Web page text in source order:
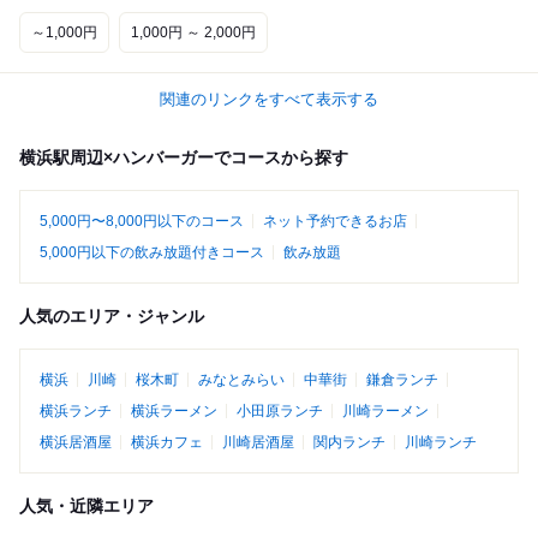
～1,000円 1,000円 ～ 2,000円
関連のリンクをすべて表示する
横浜駅周辺×ハンバーガーでコースから探す
5,000円〜8,000円以下のコース
ネット予約できるお店
5,000円以下の飲み放題付きコース
飲み放題
人気のエリア・ジャンル
横浜 川崎 桜木町 みなとみらい 中華街
鎌倉ランチ
横浜ランチ
横浜ラーメン 小田原ランチ
川崎ラーメン
横浜居酒屋
横浜カフェ 川崎居酒屋 関内ランチ 川崎ランチ
人気・近隣エリア